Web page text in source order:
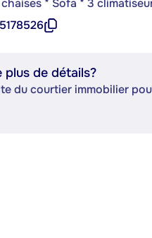
* Sofa * 3
plus de détails?
du courtier immobilier